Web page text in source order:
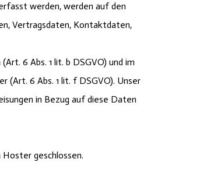
werden, werden auf den
Vertragsdaten, Kontaktdaten,
6 Abs. 1 lit. b DSGVO) und im
(Art. 6 Abs. 1 lit. f DSGVO). Unser
in Bezug auf diese Daten
geschlossen.